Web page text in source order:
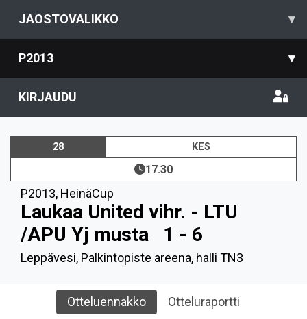
JAOSTOVALIKKO ▾
P2013 ▾
KIRJAUDU
28 KES
17.30
P2013, HeinäCup
Laukaa United vihr. - LTU
/APU Yj musta
1 - 6
Leppävesi, Palkintopiste areena, halli TN3
Otteluennakko Otteluraportti